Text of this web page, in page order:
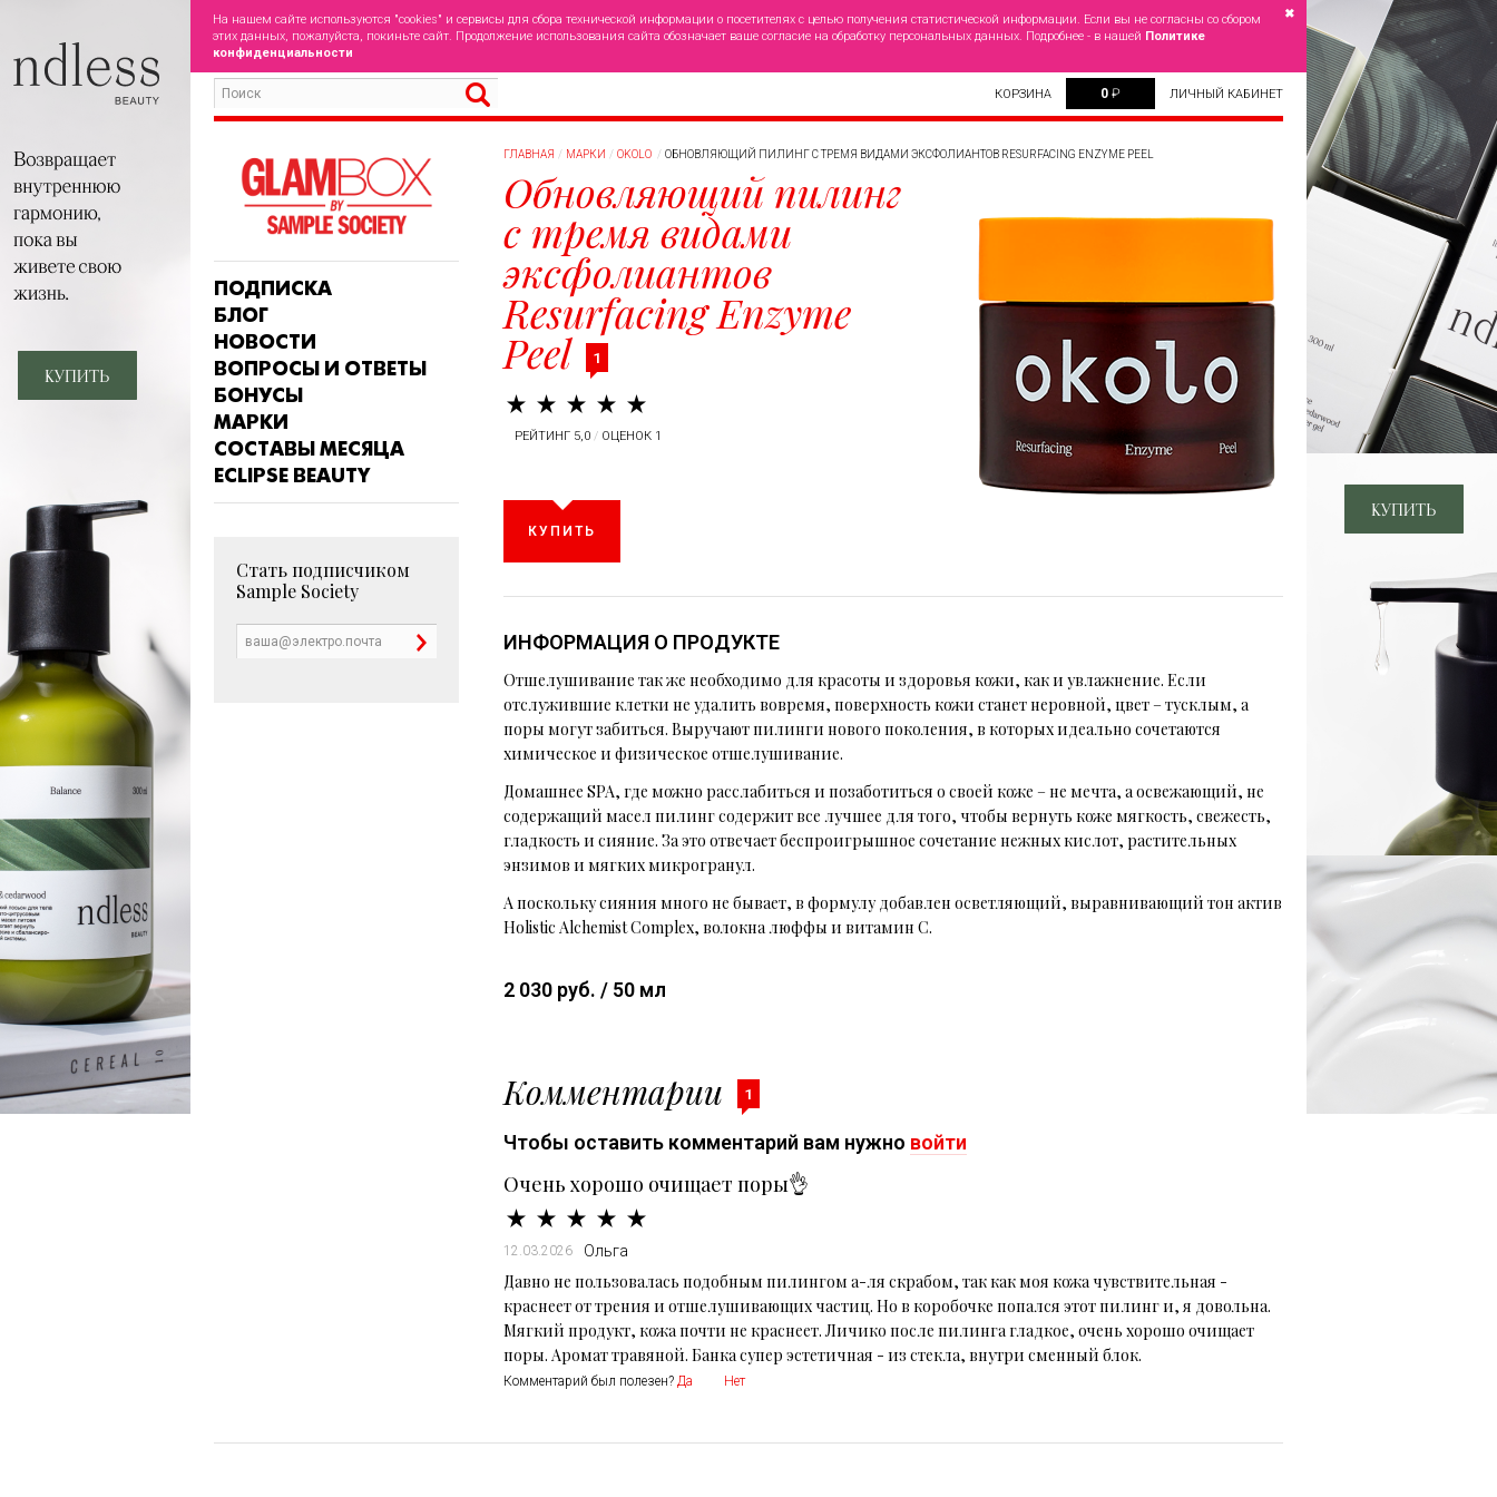
На нашем сайте используются "cookies" и сервисы для сбора технической информации о посетителях с целью получения статистической информации. Если вы не согласны со сбором
этих данных, пожалуйста, покиньте сайт. Продолжение использования сайта обозначает ваше согласие на обработку персональных данных. Подробнее - в нашей Политике
конфиденциальности
✖
КОРЗИНА 0 ₽ ЛИЧНЫЙ КАБИНЕТ
ПОДПИСКА
БЛОГ
НОВОСТИ
ВОПРОСЫ И ОТВЕТЫ
БОНУСЫ
МАРКИ
СОСТАВЫ МЕСЯЦА
ECLIPSE BEAUTY
Стать подписчиком
Sample Society
ГЛАВНАЯ МАРКИ OKOLO ОБНОВЛЯЮЩИЙ ПИЛИНГ С ТРЕМЯ ВИДАМИ ЭКСФОЛИАНТОВ RESURFACING ENZYME PEEL
Обновляющий пилинг
с тремя видами
эксфолиантов
Resurfacing Enzyme
Peel 1
РЕЙТИНГ 5,0 / ОЦЕНОК 1
КУПИТЬ
ИНФОРМАЦИЯ О ПРОДУКТЕ
Отшелушивание так же необходимо для красоты и здоровья кожи, как и увлажнение. Если
отслужившие клетки не удалить вовремя, поверхность кожи станет неровной, цвет – тусклым, а
поры могут забиться. Выручают пилинги нового поколения, в которых идеально сочетаются
химическое и физическое отшелушивание.
Домашнее SPA, где можно расслабиться и позаботиться о своей коже – не мечта, а освежающий, не
содержащий масел пилинг содержит все лучшее для того, чтобы вернуть коже мягкость, свежесть,
гладкость и сияние. За это отвечает беспроигрышное сочетание нежных кислот, растительных
энзимов и мягких микрогранул.
А поскольку сияния много не бывает, в формулу добавлен осветляющий, выравнивающий тон актив
Holistic Alchemist Complex, волокна люффы и витамин С.
2 030 руб. / 50 мл
Комментарии 1
Чтобы оставить комментарий вам нужно войти
Очень хорошо очищает поры👌
12.03.2026 Ольга
Давно не пользовалась подобным пилингом а-ля скрабом, так как моя кожа чувствительная -
краснеет от трения и отшелушивающих частиц. Но в коробочке попался этот пилинг и, я довольна.
Мягкий продукт, кожа почти не краснеет. Личико после пилинга гладкое, очень хорошо очищает
поры. Аромат травяной. Банка супер эстетичная - из стекла, внутри сменный блок.
Комментарий был полезен? Да Нет